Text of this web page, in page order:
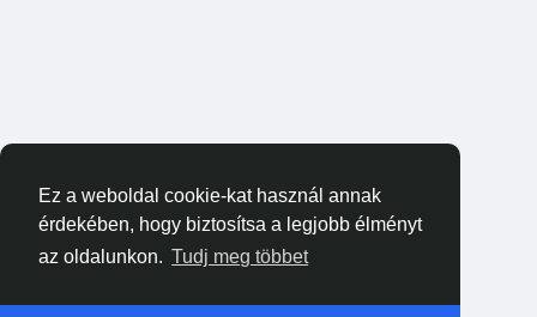
Ez a weboldal cookie-kat használ annak
érdekében, hogy biztosítsa a legjobb élményt
az oldalunkon. Tudj meg többet